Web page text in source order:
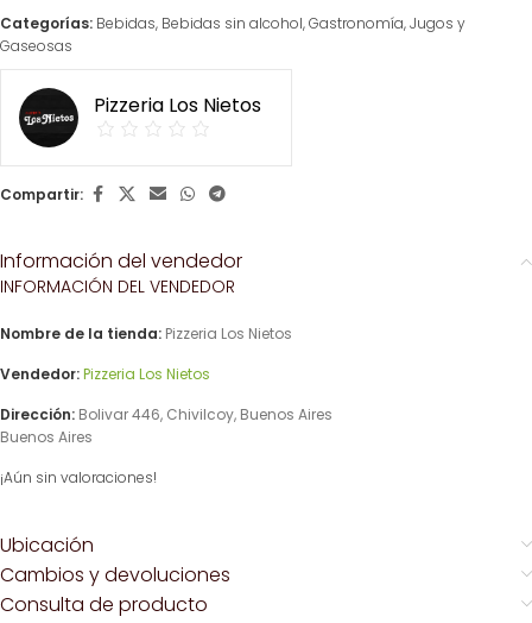
Categorías: Bebidas, Bebidas sin alcohol,Gastronomía,Jugos y
Gaseosas
Pizzeria Los Nietos
Compartir:
Información del vendedor
INFORMACIÓN DEL VENDEDOR
Nombre de la tienda: Pizzeria Los Nietos
Vendedor:Pizzeria Los Nietos
Dirección: Bolivar 446, Chivilcoy, Buenos Aires
Buenos Aires
¡Aún sin valoraciones!
Ubicación
Cambios y devoluciones
Consulta de producto